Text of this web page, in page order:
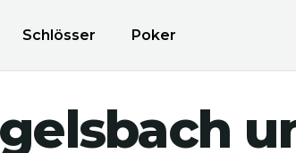
Schlösser Poker